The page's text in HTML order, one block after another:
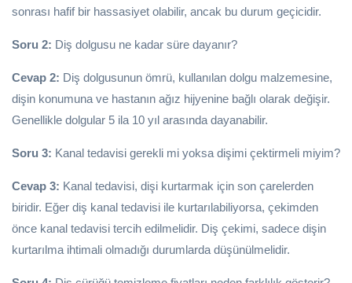
sonrası hafif bir hassasiyet olabilir, ancak bu durum geçicidir.
Soru 2: Diş dolgusu ne kadar süre dayanır?
Cevap 2: Diş dolgusunun ömrü, kullanılan dolgu malzemesine,
dişin konumuna ve hastanın ağız hijyenine bağlı olarak değişir.
Genellikle dolgular 5 ila 10 yıl arasında dayanabilir.
Soru 3: Kanal tedavisi gerekli mi yoksa dişimi çektirmeli miyim?
Cevap 3: Kanal tedavisi, dişi kurtarmak için son çarelerden
biridir. Eğer diş kanal tedavisi ile kurtarılabiliyorsa, çekimden
önce kanal tedavisi tercih edilmelidir. Diş çekimi, sadece dişin
kurtarılma ihtimali olmadığı durumlarda düşünülmelidir.